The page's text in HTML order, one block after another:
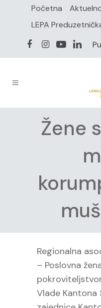
Početna
LEPA
Žene
Regionalna
– Poslovna
Vlade Kantona